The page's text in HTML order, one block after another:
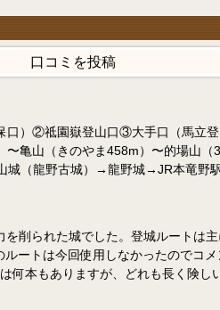
口コミを投稿
）②祗園嶽登山口③大手口（馬立
亀山（きのやま458m）〜的場山
野古城）→龍野城→JR本竜野駅
削られた城でした。登城ルートは
ートは今回使用しなかったのでコ
本もありますが、どれも長く険